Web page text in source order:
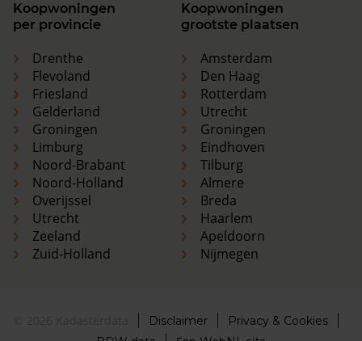
Koopwoningen
per provincie
Drenthe
Flevoland
Friesland
Gelderland
Groningen
Limburg
Noord-Brabant
Noord-Holland
Overijssel
Utrecht
Zeeland
Zuid-Holland
Koopwoningen
grootste plaatsen
Amsterdam
Den Haag
Rotterdam
Utrecht
Groningen
Eindhoven
Tilburg
Almere
Breda
Haarlem
Apeldoorn
Nijmegen
Disclaimer
Privacy & Cookies